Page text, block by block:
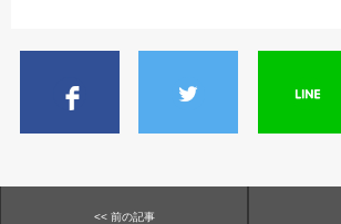
<< 前の記事